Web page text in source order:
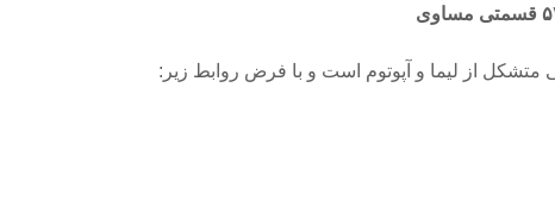
متشکل از لیما و آپوتوم است و با فرض روابط زیر: